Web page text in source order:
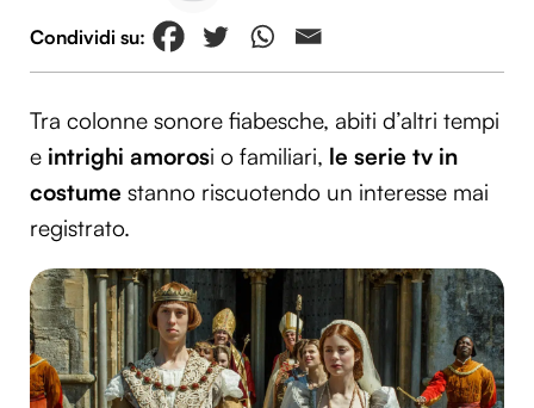
Tra colonne sonore fiabesche, abiti d’altri tempi
e intrighi amorosi o familiari, le serie tv in
costume stanno riscuotendo un interesse mai
registrato.